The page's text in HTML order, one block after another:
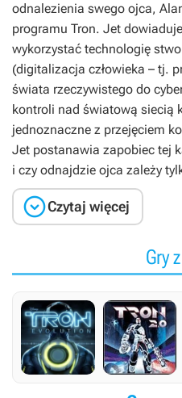
odnalezienia swego ojca,
programu Tron. Jet
wykorzystać technologię
(digitalizacja człowieka – tj.
świata rzeczywistego do
kontroli nad światową siecią
jednoznaczne z przejęciem
Jet postanawia zapobiec tej
i czy odnajdzie ojca zależy
Czytaj więcej
Gry